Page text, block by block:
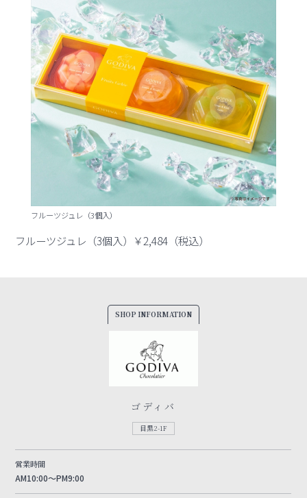
フルーツジュレ（3個入）
フルーツジュレ（3個入）￥2,484（税込）
SHOP INFORMATION
ゴディバ
目黒2-1F
営業時間
AM10:00～PM9:00